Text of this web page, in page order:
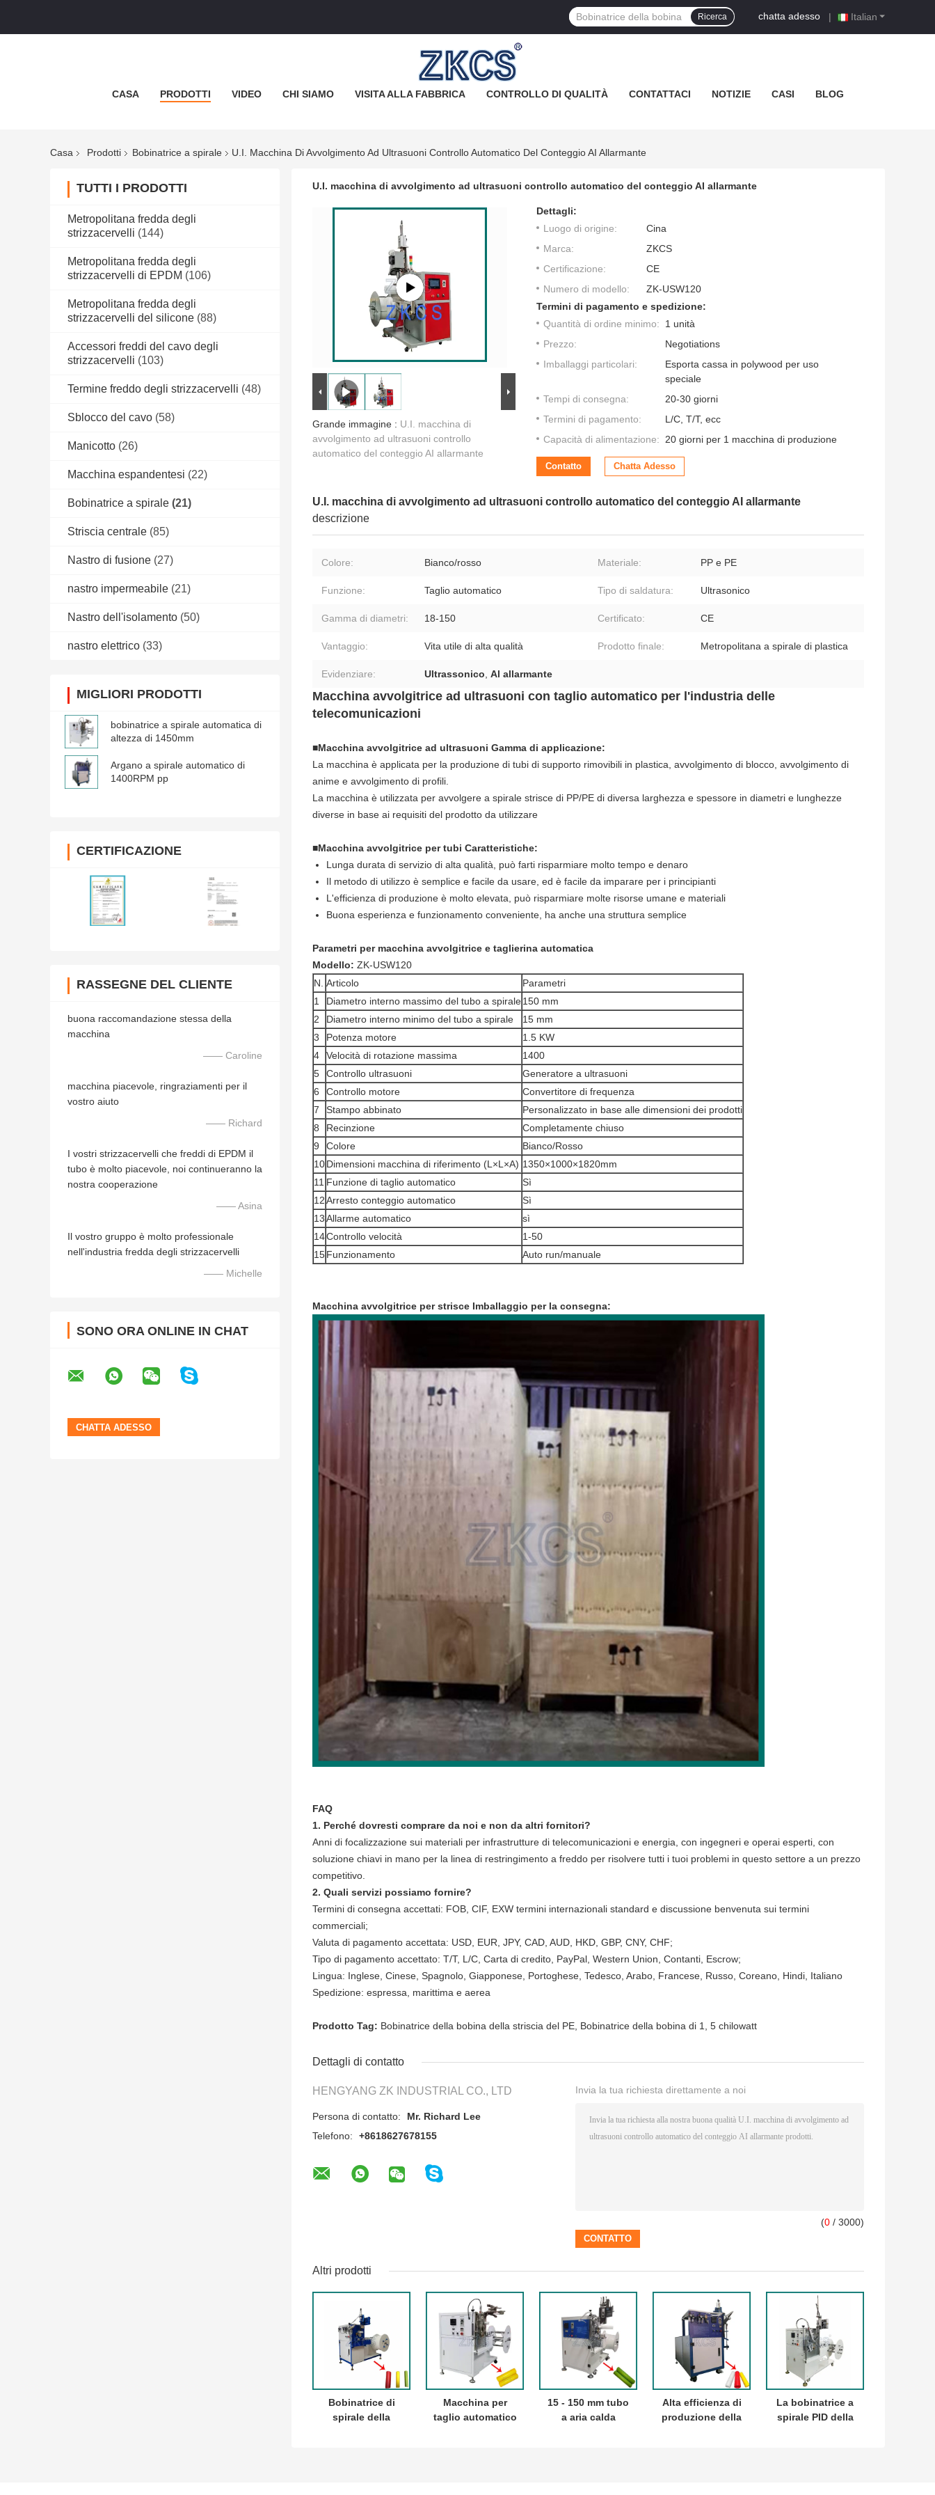
Italian
chatta adesso |
Ricerca
CASA PRODOTTI VIDEO CHI SIAMO VISITA ALLA FABBRICA CONTROLLO DI QUALITÀ CONTATTACI NOTIZIE CASI BLOG
Casa Prodotti Bobinatrice a spirale U.I. Macchina Di Avvolgimento Ad Ultrasuoni Controllo Automatico Del Conteggio AI Allarmante
TUTTI I PRODOTTI
Metropolitana fredda degli
strizzacervelli (144)
Metropolitana fredda degli
strizzacervelli di EPDM (106)
Metropolitana fredda degli
strizzacervelli del silicone (88)
Accessori freddi del cavo degli
strizzacervelli (103)
Termine freddo degli strizzacervelli (48)
Sblocco del cavo (58)
Manicotto (26)
Macchina espandentesi (22)
Bobinatrice a spirale (21)
Striscia centrale (85)
Nastro di fusione (27)
nastro impermeabile (21)
Nastro dell'isolamento (50)
nastro elettrico (33)
MIGLIORI PRODOTTI
bobinatrice a spirale automatica di
altezza di 1450mm
Argano a spirale automatico di
1400RPM pp
CERTIFICAZIONE
RASSEGNE DEL CLIENTE
buona raccomandazione stessa della
macchina
—— Caroline
macchina piacevole, ringraziamenti per il
vostro aiuto
—— Richard
I vostri strizzacervelli che freddi di EPDM il
tubo è molto piacevole, noi continueranno la
nostra cooperazione
—— Asina
Il vostro gruppo è molto professionale
nell'industria fredda degli strizzacervelli
—— Michelle
SONO ORA ONLINE IN CHAT
U.I. macchina di avvolgimento ad ultrasuoni controllo automatico del conteggio AI allarmante
Grande immagine : U.I. macchina di
avvolgimento ad ultrasuoni controllo
automatico del conteggio AI allarmante
Dettagli:
Luogo di origine:
Cina
Marca:
ZKCS
Certificazione:
CE
Numero di modello:
ZK-USW120
Termini di pagamento e spedizione:
Quantità di ordine minimo:
1 unità
Prezzo:
Negotiations
Imballaggi particolari:
Esporta cassa in polywood per uso
speciale
Tempi di consegna:
20-30 giorni
Termini di pagamento:
L/C, T/T, ecc
Capacità di alimentazione: 20 giorni per 1 macchina di produzione
Contatto Chatta Adesso
U.I. macchina di avvolgimento ad ultrasuoni controllo automatico del conteggio AI allarmante
descrizione
Colore: Bianco/rosso Materiale: PP e PE
Funzione: Taglio automatico Tipo di saldatura: Ultrasonico
Gamma di diametri: 18-150 Certificato: CE
Vantaggio: Vita utile di alta qualità Prodotto finale: Metropolitana a spirale di plastica
Evidenziare: Ultrassonico, Al allarmante
Macchina avvolgitrice ad ultrasuoni con taglio automatico per l'industria delle
telecomunicazioni
■Macchina avvolgitrice ad ultrasuoni Gamma di applicazione:
La macchina è applicata per la produzione di tubi di supporto rimovibili in plastica, avvolgimento di blocco, avvolgimento di
anime e avvolgimento di profili.
La macchina è utilizzata per avvolgere a spirale strisce di PP/PE di diversa larghezza e spessore in diametri e lunghezze
diverse in base ai requisiti del prodotto da utilizzare
■Macchina avvolgitrice per tubi Caratteristiche:
Lunga durata di servizio di alta qualità, può farti risparmiare molto tempo e denaro
Il metodo di utilizzo è semplice e facile da usare, ed è facile da imparare per i principianti
L'efficienza di produzione è molto elevata, può risparmiare molte risorse umane e materiali
Buona esperienza e funzionamento conveniente, ha anche una struttura semplice
Parametri per macchina avvolgitrice e taglierina automatica
Modello: ZK-USW120
N. Articolo
Parametri
1
Diametro interno massimo del tubo a spirale150 mm
2
Diametro interno minimo del tubo a spirale
15 mm
3
Potenza motore
1.5 KW
4
Velocità di rotazione massima
1400
5
Controllo ultrasuoni
Generatore a ultrasuoni
6
Controllo motore
Convertitore di frequenza
7
Stampo abbinato
Personalizzato in base alle dimensioni dei prodotti
8
Recinzione
Completamente chiuso
9
Colore
Bianco/Rosso
10Dimensioni macchina di riferimento (L×L×A) 1350×1000×1820mm
11 Funzione di taglio automatico
Sì
12Arresto conteggio automatico
Sì
13Allarme automatico
sì
14Controllo velocità
1-50
15Funzionamento Auto run/manuale
Macchina avvolgitrice per strisce Imballaggio per la consegna:
FAQ
1. Perché dovresti comprare da noi e non da altri fornitori?
Anni di focalizzazione sui materiali per infrastrutture di telecomunicazioni e energia, con ingegneri e operai esperti, con
soluzione chiavi in mano per la linea di restringimento a freddo per risolvere tutti i tuoi problemi in questo settore a un prezzo
competitivo.
2. Quali servizi possiamo fornire?
Termini di consegna accettati: FOB, CIF, EXW termini internazionali standard e discussione benvenuta sui termini
commerciali;
Valuta di pagamento accettata: USD, EUR, JPY, CAD, AUD, HKD, GBP, CNY, CHF;
Tipo di pagamento accettato: T/T, L/C, Carta di credito, PayPal, Western Union, Contanti, Escrow;
Lingua: Inglese, Cinese, Spagnolo, Giapponese, Portoghese, Tedesco, Arabo, Francese, Russo, Coreano, Hindi, Italiano
Spedizione: espressa, marittima e aerea
Prodotto Tag: Bobinatrice della bobina della striscia del PE, Bobinatrice della bobina di 1, 5 chilowatt
Dettagli di contatto
HENGYANG ZK INDUSTRIAL CO., LTD
Persona di contatto:
Mr. Richard Lee
Telefono:
+8618627678155
Invia la tua richiesta direttamente a noi
(0 / 3000)
Altri prodotti
Bobinatrice di
spirale della
Macchina per
taglio automatico
15 - 150 mm tubo
a aria calda
Alta efficienza di
produzione della
La bobinatrice a
spirale PID della